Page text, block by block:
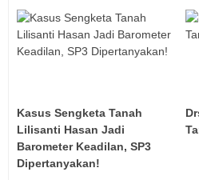
Kasus Sengketa Tanah
Lilisanti Hasan Jadi
Barometer Keadilan, SP3
Dipertanyakan!